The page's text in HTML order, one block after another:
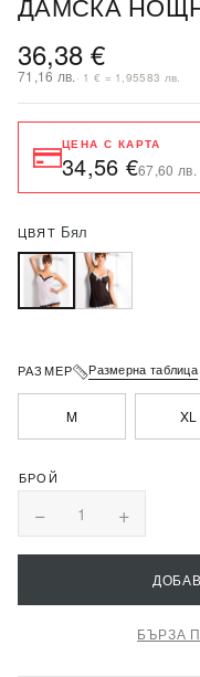
36,38 €
71,16 лв. · 1 € = 1,95583 лв.
ЦЕНА С КАРТА
34,56 €67,60 лв.
ЦВЯТ Бял
РАЗМЕР Размерна таблица
M XL
− 1 +
БЪРЗА